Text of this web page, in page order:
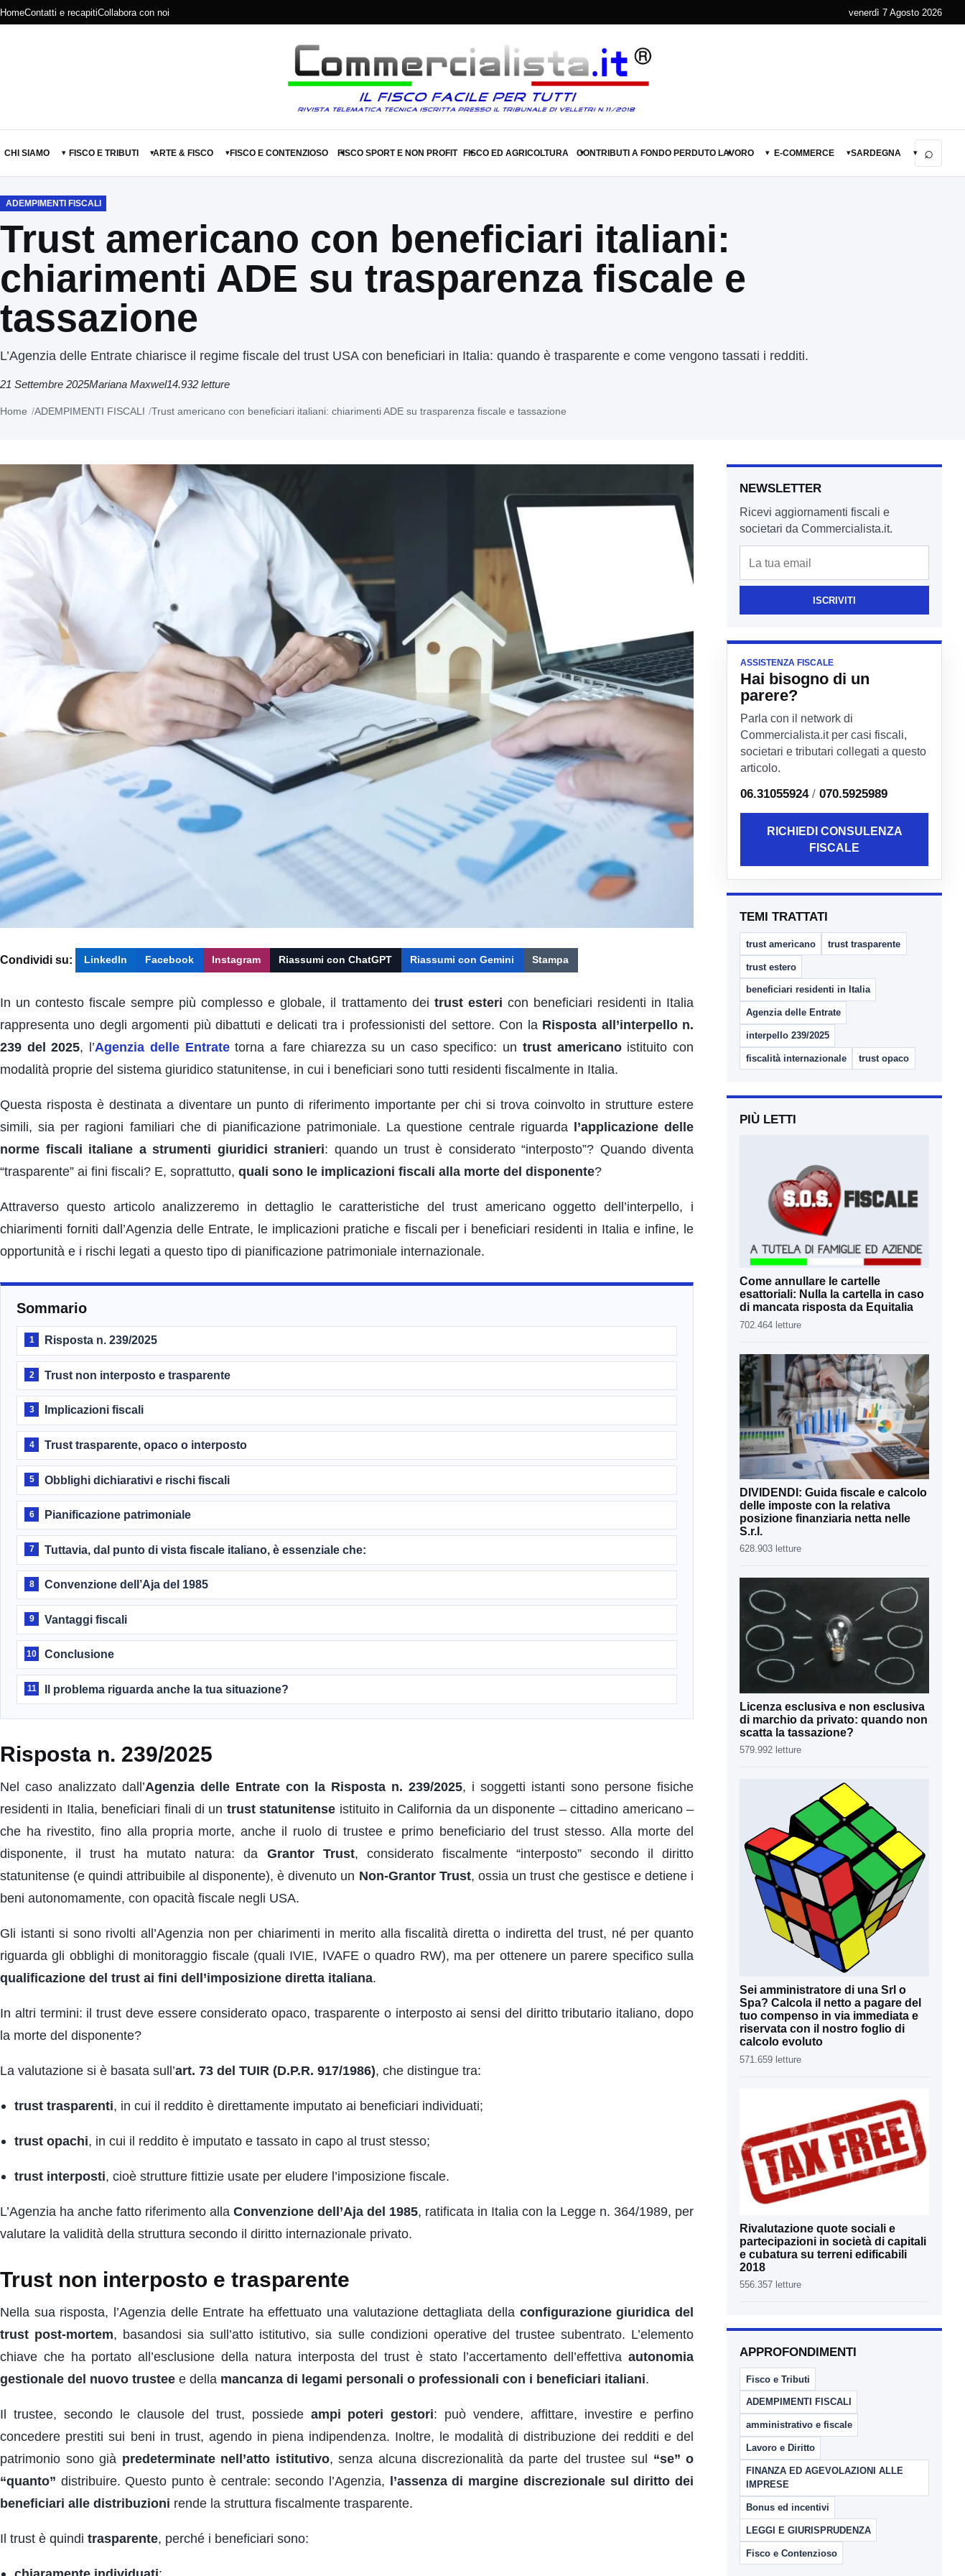
HomeContatti e recapitiCollabora con noi venerdì 7 Agosto 2026
CHI SIAMO ▾ FISCO E TRIBUTI ▾ARTE & FISCO ▾FISCO E CONTENZIOSO ▾
FISCO SPORT E NON PROFIT ▾
FISCO ED AGRICOLTURA ▾
CONTRIBUTI A FONDO PERDUTO ▾
LAVORO ▾ E-COMMERCE ▾SARDEGNA ▾ ⌕
ADEMPIMENTI FISCALI
Trust americano con beneficiari italiani:
chiarimenti ADE su trasparenza fiscale e
tassazione
L’Agenzia delle Entrate chiarisce il regime fiscale del trust USA con beneficiari in Italia: quando è trasparente e come vengono tassati i redditi.
21 Settembre 2025Mariana Maxwel14.932 letture
Home ADEMPIMENTI FISCALI Trust americano con beneficiari italiani: chiarimenti ADE su trasparenza fiscale e tassazione
Condividi su: LinkedIn Facebook Instagram Riassumi con ChatGPT Riassumi con Gemini Stampa
In un contesto fiscale sempre più complesso e globale, il trattamento dei trust esteri con beneficiari residenti in Italia
rappresenta uno degli argomenti più dibattuti e delicati tra i professionisti del settore. Con la Risposta all’interpello n.
239 del 2025, l’Agenzia delle Entratetorna a fare chiarezza su un caso specifico: un trust americanoistituito con
modalità proprie del sistema giuridico statunitense, in cui i beneficiari sono tutti residenti fiscalmente in Italia.
Questa risposta è destinata a diventare un punto di riferimento importante per chi si trova coinvolto in strutture estere
simili, sia per ragioni familiari che di pianificazione patrimoniale. La questione centrale riguarda l’applicazione delle
norme fiscali italiane a strumenti giuridici stranieri: quando un trust è considerato “interposto”? Quando diventa
“trasparente” ai fini fiscali? E, soprattutto, quali sono le implicazioni fiscali alla morte del disponente?
Attraverso questo articolo analizzeremo in dettaglio le caratteristiche del trust americano oggetto dell’interpello, i
chiarimenti forniti dall’Agenzia delle Entrate, le implicazioni pratiche e fiscali per i beneficiari residenti in Italia e infine, le
opportunità e i rischi legati a questo tipo di pianificazione patrimoniale internazionale.
Sommario
1 Risposta n. 239/2025
2 Trust non interposto e trasparente
3 Implicazioni fiscali
4 Trust trasparente, opaco o interposto
5 Obblighi dichiarativi e rischi fiscali
6 Pianificazione patrimoniale
7 Tuttavia, dal punto di vista fiscale italiano, è essenziale che:
8 Convenzione dell’Aja del 1985
9 Vantaggi fiscali
10 Conclusione
11 Il problema riguarda anche la tua situazione?
Risposta n. 239/2025
Nel caso analizzato dall’Agenzia delle Entrate con la Risposta n. 239/2025, i soggetti istanti sono persone fisiche
residenti in Italia, beneficiari finali di un trust statunitense istituito in California da un disponente – cittadino americano –
che ha rivestito, fino alla propria morte, anche il ruolo di trustee e primo beneficiario del trust stesso. Alla morte del
disponente, il trust ha mutato natura: da Grantor Trust, considerato fiscalmente “interposto” secondo il diritto
statunitense (e quindi attribuibile al disponente), è divenuto un Non-Grantor Trust, ossia un trust che gestisce e detiene i
beni autonomamente, con opacità fiscale negli USA.
Gli istanti si sono rivolti all’Agenzia non per chiarimenti in merito alla fiscalità diretta o indiretta del trust, né per quanto
riguarda gli obblighi di monitoraggio fiscale (quali IVIE, IVAFE o quadro RW), ma per ottenere un parere specifico sulla
qualificazione del trust ai fini dell’imposizione diretta italiana.
In altri termini: il trust deve essere considerato opaco, trasparente o interposto ai sensi del diritto tributario italiano, dopo
la morte del disponente?
La valutazione si è basata sull’art. 73 del TUIR (D.P.R. 917/1986), che distingue tra:
trust trasparenti, in cui il reddito è direttamente imputato ai beneficiari individuati;
trust opachi, in cui il reddito è imputato e tassato in capo al trust stesso;
trust interposti, cioè strutture fittizie usate per eludere l’imposizione fiscale.
L’Agenzia ha anche fatto riferimento alla Convenzione dell’Aja del 1985, ratificata in Italia con la Legge n. 364/1989, per
valutare la validità della struttura secondo il diritto internazionale privato.
Trust non interposto e trasparente
Nella sua risposta, l’Agenzia delle Entrate ha effettuato una valutazione dettagliata della configurazione giuridica del
trust post-mortem, basandosi sia sull’atto istitutivo, sia sulle condizioni operative del trustee subentrato. L’elemento
chiave che ha portato all’esclusione della natura interposta del trust è stato l’accertamento dell’effettiva autonomia
gestionale del nuovo trustee e della mancanza di legami personali o professionali con i beneficiari italiani.
Il trustee, secondo le clausole del trust, possiede ampi poteri gestori: può vendere, affittare, investire e perfino
concedere prestiti sui beni in trust, agendo in piena indipendenza. Inoltre, le modalità di distribuzione dei redditi e del
patrimonio sono già predeterminate nell’atto istitutivo, senza alcuna discrezionalità da parte del trustee sul “se” o
“quanto” distribuire. Questo punto è centrale: secondo l’Agenzia, l’assenza di margine discrezionale sul diritto dei
beneficiari alle distribuzioni rende la struttura fiscalmente trasparente.
Il trust è quindi trasparente, perché i beneficiari sono:
NEWSLETTER
Ricevi aggiornamenti fiscali e
societari da Commercialista.it.
ISCRIVITI
ASSISTENZA FISCALE
Hai bisogno di un
parere?
Parla con il network di
Commercialista.it per casi fiscali,
societari e tributari collegati a questo
articolo.
06.31055924 / 070.5925989
RICHIEDI CONSULENZA
FISCALE
TEMI TRATTATI
trust americano trust trasparente
trust estero
beneficiari residenti in Italia
Agenzia delle Entrate
interpello 239/2025
fiscalità internazionale trust opaco
PIÙ LETTI
Come annullare le cartelle
esattoriali: Nulla la cartella in caso
di mancata risposta da Equitalia
702.464 letture
DIVIDENDI: Guida fiscale e calcolo
delle imposte con la relativa
posizione finanziaria netta nelle
S.r.l.
628.903 letture
Licenza esclusiva e non esclusiva
di marchio da privato: quando non
scatta la tassazione?
579.992 letture
Sei amministratore di una Srl o
Spa? Calcola il netto a pagare del
tuo compenso in via immediata e
riservata con il nostro foglio di
calcolo evoluto
571.659 letture
Rivalutazione quote sociali e
partecipazioni in società di capitali
e cubatura su terreni edificabili
2018
556.357 letture
APPROFONDIMENTI
Fisco e Tributi
ADEMPIMENTI FISCALI
amministrativo e fiscale
Lavoro e Diritto
FINANZA ED AGEVOLAZIONI ALLE
IMPRESE
Bonus ed incentivi
LEGGI E GIURISPRUDENZA
Fisco e Contenzioso